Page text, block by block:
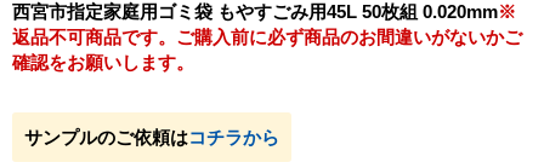
西宮市指定家庭用ゴミ袋 もやすごみ用45L 50枚組 0.020mm※
返品不可商品です。ご購入前に必ず商品のお間違いがないかご
確認をお願いします。
サンプルのご依頼はコチラから